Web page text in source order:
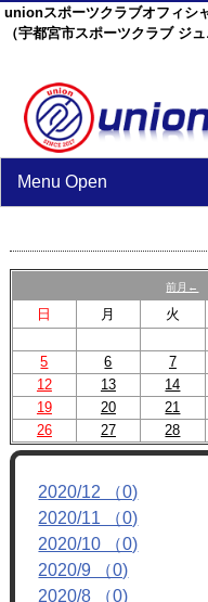
unionスポーツクラブオフィシ
（宇都宮市スポーツクラブ ジ
Menu Open
前月←
日 月 火
5
6 7
12
13 14
19
20 21
26
27 28
2020/12 （0)
2020/11 （0)
2020/10 （0)
2020/9 （0)
2020/8 （0)